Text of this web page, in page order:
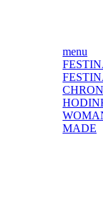
menu
MADE